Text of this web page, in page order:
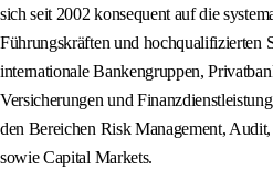
sich seit 2002 konsequent auf die
Führungskräften und hochqualifizierten
internationale Bankengruppen,
Versicherungen und
den Bereichen Risk Management,
sowie Capital Markets.